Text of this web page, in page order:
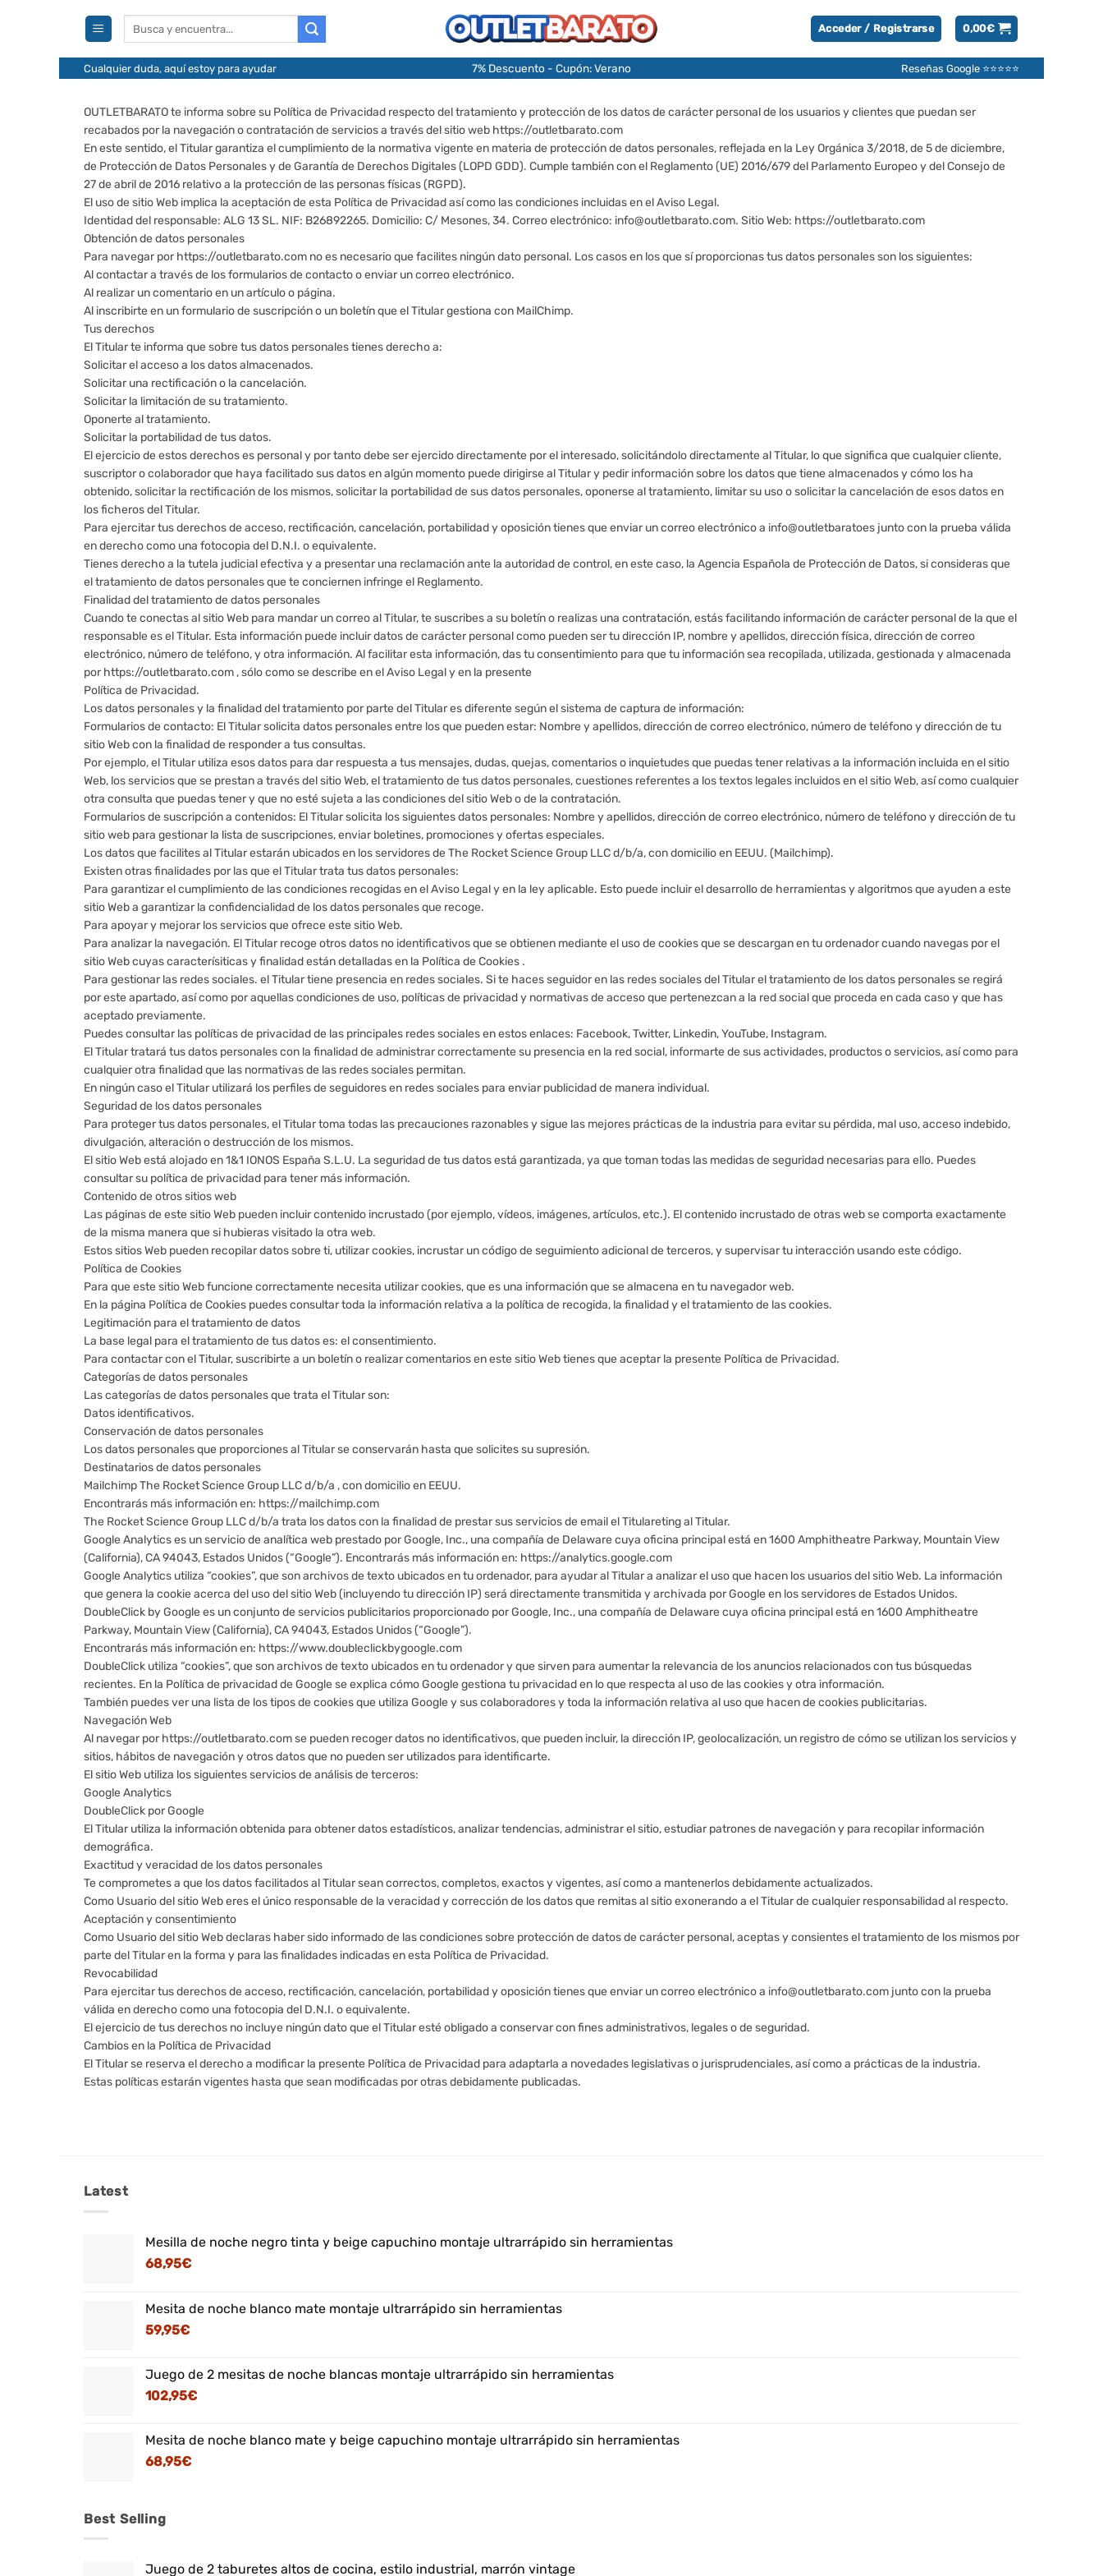
Acceder / Registrarse 0,00€
Cualquier duda, aquí estoy para ayudar 7% Descuento - Cupón: Verano Reseñas Google ⭐⭐⭐⭐⭐
OUTLETBARATO te informa sobre su Política de Privacidad respecto del tratamiento y protección de los datos de carácter personal de los usuarios y clientes que puedan ser
recabados por la navegación o contratación de servicios a través del sitio web https://outletbarato.com
En este sentido, el Titular garantiza el cumplimiento de la normativa vigente en materia de protección de datos personales, reflejada en la Ley Orgánica 3/2018, de 5 de diciembre,
de Protección de Datos Personales y de Garantía de Derechos Digitales (LOPD GDD). Cumple también con el Reglamento (UE) 2016/679 del Parlamento Europeo y del Consejo de
27 de abril de 2016 relativo a la protección de las personas físicas (RGPD).
El uso de sitio Web implica la aceptación de esta Política de Privacidad así como las condiciones incluidas en el Aviso Legal.
Identidad del responsable: ALG 13 SL. NIF: B26892265. Domicilio: C/ Mesones, 34. Correo electrónico: info@outletbarato.com. Sitio Web: https://outletbarato.com
Obtención de datos personales
Para navegar por https://outletbarato.com no es necesario que facilites ningún dato personal. Los casos en los que sí proporcionas tus datos personales son los siguientes:
Al contactar a través de los formularios de contacto o enviar un correo electrónico.
Al realizar un comentario en un artículo o página.
Al inscribirte en un formulario de suscripción o un boletín que el Titular gestiona con MailChimp.
Tus derechos
El Titular te informa que sobre tus datos personales tienes derecho a:
Solicitar el acceso a los datos almacenados.
Solicitar una rectificación o la cancelación.
Solicitar la limitación de su tratamiento.
Oponerte al tratamiento.
Solicitar la portabilidad de tus datos.
El ejercicio de estos derechos es personal y por tanto debe ser ejercido directamente por el interesado, solicitándolo directamente al Titular, lo que significa que cualquier cliente,
suscriptor o colaborador que haya facilitado sus datos en algún momento puede dirigirse al Titular y pedir información sobre los datos que tiene almacenados y cómo los ha
obtenido, solicitar la rectificación de los mismos, solicitar la portabilidad de sus datos personales, oponerse al tratamiento, limitar su uso o solicitar la cancelación de esos datos en
los ficheros del Titular.
Para ejercitar tus derechos de acceso, rectificación, cancelación, portabilidad y oposición tienes que enviar un correo electrónico a info@outletbaratoes junto con la prueba válida
en derecho como una fotocopia del D.N.I. o equivalente.
Tienes derecho a la tutela judicial efectiva y a presentar una reclamación ante la autoridad de control, en este caso, la Agencia Española de Protección de Datos, si consideras que
el tratamiento de datos personales que te conciernen infringe el Reglamento.
Finalidad del tratamiento de datos personales
Cuando te conectas al sitio Web para mandar un correo al Titular, te suscribes a su boletín o realizas una contratación, estás facilitando información de carácter personal de la que el
responsable es el Titular. Esta información puede incluir datos de carácter personal como pueden ser tu dirección IP, nombre y apellidos, dirección física, dirección de correo
electrónico, número de teléfono, y otra información. Al facilitar esta información, das tu consentimiento para que tu información sea recopilada, utilizada, gestionada y almacenada
por https://outletbarato.com , sólo como se describe en el Aviso Legal y en la presente
Política de Privacidad.
Los datos personales y la finalidad del tratamiento por parte del Titular es diferente según el sistema de captura de información:
Formularios de contacto: El Titular solicita datos personales entre los que pueden estar: Nombre y apellidos, dirección de correo electrónico, número de teléfono y dirección de tu
sitio Web con la finalidad de responder a tus consultas.
Por ejemplo, el Titular utiliza esos datos para dar respuesta a tus mensajes, dudas, quejas, comentarios o inquietudes que puedas tener relativas a la información incluida en el sitio
Web, los servicios que se prestan a través del sitio Web, el tratamiento de tus datos personales, cuestiones referentes a los textos legales incluidos en el sitio Web, así como cualquier
otra consulta que puedas tener y que no esté sujeta a las condiciones del sitio Web o de la contratación.
Formularios de suscripción a contenidos: El Titular solicita los siguientes datos personales: Nombre y apellidos, dirección de correo electrónico, número de teléfono y dirección de tu
sitio web para gestionar la lista de suscripciones, enviar boletines, promociones y ofertas especiales.
Los datos que facilites al Titular estarán ubicados en los servidores de The Rocket Science Group LLC d/b/a, con domicilio en EEUU. (Mailchimp).
Existen otras finalidades por las que el Titular trata tus datos personales:
Para garantizar el cumplimiento de las condiciones recogidas en el Aviso Legal y en la ley aplicable. Esto puede incluir el desarrollo de herramientas y algoritmos que ayuden a este
sitio Web a garantizar la confidencialidad de los datos personales que recoge.
Para apoyar y mejorar los servicios que ofrece este sitio Web.
Para analizar la navegación. El Titular recoge otros datos no identificativos que se obtienen mediante el uso de cookies que se descargan en tu ordenador cuando navegas por el
sitio Web cuyas caracterísiticas y finalidad están detalladas en la Política de Cookies .
Para gestionar las redes sociales. el Titular tiene presencia en redes sociales. Si te haces seguidor en las redes sociales del Titular el tratamiento de los datos personales se regirá
por este apartado, así como por aquellas condiciones de uso, políticas de privacidad y normativas de acceso que pertenezcan a la red social que proceda en cada caso y que has
aceptado previamente.
Puedes consultar las políticas de privacidad de las principales redes sociales en estos enlaces: Facebook, Twitter, Linkedin, YouTube, Instagram.
El Titular tratará tus datos personales con la finalidad de administrar correctamente su presencia en la red social, informarte de sus actividades, productos o servicios, así como para
cualquier otra finalidad que las normativas de las redes sociales permitan.
En ningún caso el Titular utilizará los perfiles de seguidores en redes sociales para enviar publicidad de manera individual.
Seguridad de los datos personales
Para proteger tus datos personales, el Titular toma todas las precauciones razonables y sigue las mejores prácticas de la industria para evitar su pérdida, mal uso, acceso indebido,
divulgación, alteración o destrucción de los mismos.
El sitio Web está alojado en 1&1 IONOS España S.L.U. La seguridad de tus datos está garantizada, ya que toman todas las medidas de seguridad necesarias para ello. Puedes
consultar su política de privacidad para tener más información.
Contenido de otros sitios web
Las páginas de este sitio Web pueden incluir contenido incrustado (por ejemplo, vídeos, imágenes, artículos, etc.). El contenido incrustado de otras web se comporta exactamente
de la misma manera que si hubieras visitado la otra web.
Estos sitios Web pueden recopilar datos sobre ti, utilizar cookies, incrustar un código de seguimiento adicional de terceros, y supervisar tu interacción usando este código.
Política de Cookies
Para que este sitio Web funcione correctamente necesita utilizar cookies, que es una información que se almacena en tu navegador web.
En la página Política de Cookies puedes consultar toda la información relativa a la política de recogida, la finalidad y el tratamiento de las cookies.
Legitimación para el tratamiento de datos
La base legal para el tratamiento de tus datos es: el consentimiento.
Para contactar con el Titular, suscribirte a un boletín o realizar comentarios en este sitio Web tienes que aceptar la presente Política de Privacidad.
Categorías de datos personales
Las categorías de datos personales que trata el Titular son:
Datos identificativos.
Conservación de datos personales
Los datos personales que proporciones al Titular se conservarán hasta que solicites su supresión.
Destinatarios de datos personales
Mailchimp The Rocket Science Group LLC d/b/a , con domicilio en EEUU.
Encontrarás más información en: https://mailchimp.com
The Rocket Science Group LLC d/b/a trata los datos con la finalidad de prestar sus servicios de email el Titulareting al Titular.
Google Analytics es un servicio de analítica web prestado por Google, Inc., una compañía de Delaware cuya oficina principal está en 1600 Amphitheatre Parkway, Mountain View
(California), CA 94043, Estados Unidos (“Google”). Encontrarás más información en: https://analytics.google.com
Google Analytics utiliza “cookies”, que son archivos de texto ubicados en tu ordenador, para ayudar al Titular a analizar el uso que hacen los usuarios del sitio Web. La información
que genera la cookie acerca del uso del sitio Web (incluyendo tu dirección IP) será directamente transmitida y archivada por Google en los servidores de Estados Unidos.
DoubleClick by Google es un conjunto de servicios publicitarios proporcionado por Google, Inc., una compañía de Delaware cuya oficina principal está en 1600 Amphitheatre
Parkway, Mountain View (California), CA 94043, Estados Unidos (“Google”).
Encontrarás más información en: https://www.doubleclickbygoogle.com
DoubleClick utiliza “cookies”, que son archivos de texto ubicados en tu ordenador y que sirven para aumentar la relevancia de los anuncios relacionados con tus búsquedas
recientes. En la Política de privacidad de Google se explica cómo Google gestiona tu privacidad en lo que respecta al uso de las cookies y otra información.
También puedes ver una lista de los tipos de cookies que utiliza Google y sus colaboradores y toda la información relativa al uso que hacen de cookies publicitarias.
Navegación Web
Al navegar por https://outletbarato.com se pueden recoger datos no identificativos, que pueden incluir, la dirección IP, geolocalización, un registro de cómo se utilizan los servicios y
sitios, hábitos de navegación y otros datos que no pueden ser utilizados para identificarte.
El sitio Web utiliza los siguientes servicios de análisis de terceros:
Google Analytics
DoubleClick por Google
El Titular utiliza la información obtenida para obtener datos estadísticos, analizar tendencias, administrar el sitio, estudiar patrones de navegación y para recopilar información
demográfica.
Exactitud y veracidad de los datos personales
Te comprometes a que los datos facilitados al Titular sean correctos, completos, exactos y vigentes, así como a mantenerlos debidamente actualizados.
Como Usuario del sitio Web eres el único responsable de la veracidad y corrección de los datos que remitas al sitio exonerando a el Titular de cualquier responsabilidad al respecto.
Aceptación y consentimiento
Como Usuario del sitio Web declaras haber sido informado de las condiciones sobre protección de datos de carácter personal, aceptas y consientes el tratamiento de los mismos por
parte del Titular en la forma y para las finalidades indicadas en esta Política de Privacidad.
Revocabilidad
Para ejercitar tus derechos de acceso, rectificación, cancelación, portabilidad y oposición tienes que enviar un correo electrónico a info@outletbarato.com junto con la prueba
válida en derecho como una fotocopia del D.N.I. o equivalente.
El ejercicio de tus derechos no incluye ningún dato que el Titular esté obligado a conservar con fines administrativos, legales o de seguridad.
Cambios en la Política de Privacidad
El Titular se reserva el derecho a modificar la presente Política de Privacidad para adaptarla a novedades legislativas o jurisprudenciales, así como a prácticas de la industria.
Estas políticas estarán vigentes hasta que sean modificadas por otras debidamente publicadas.
Latest
Mesilla de noche negro tinta y beige capuchino montaje ultrarrápido sin herramientas
68,95€
Mesita de noche blanco mate montaje ultrarrápido sin herramientas
59,95€
Juego de 2 mesitas de noche blancas montaje ultrarrápido sin herramientas
102,95€
Mesita de noche blanco mate y beige capuchino montaje ultrarrápido sin herramientas
68,95€
Best Selling
Juego de 2 taburetes altos de cocina, estilo industrial, marrón vintage